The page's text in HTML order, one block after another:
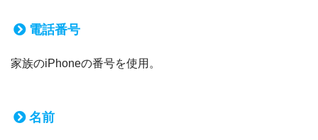
電話番号
家族のiPhoneの番号を使用。
名前